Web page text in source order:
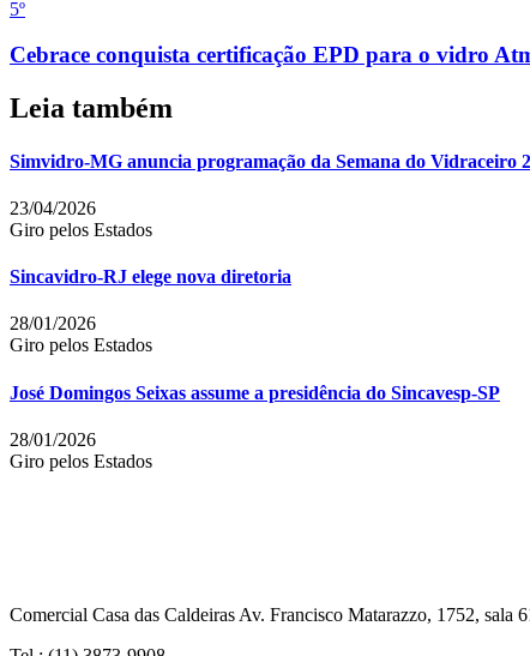
5º
Cebrace conquista certificação EPD para o vidro
Leia também
Simvidro-MG anuncia programação da Semana do Vidraceiro
23/04/2026
Giro pelos Estados
Sincavidro-RJ elege nova diretoria
28/01/2026
Giro pelos Estados
José Domingos Seixas assume a presidência do Sincavesp-SP
28/01/2026
Giro pelos Estados
Comercial Casa das Caldeiras Av. Francisco Matarazzo, 1752, sala